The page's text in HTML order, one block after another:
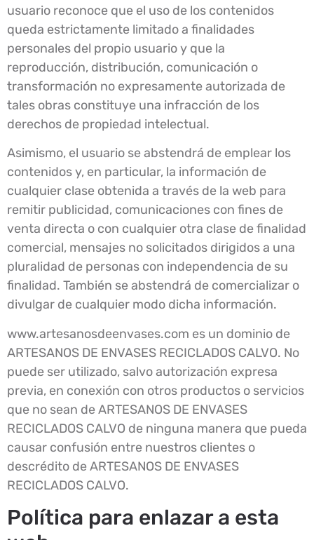
usuario reconoce que el uso de los contenidos
queda estrictamente limitado a finalidades
personales del propio usuario y que la
reproducción, distribución, comunicación o
transformación no expresamente autorizada de
tales obras constituye una infracción de los
derechos de propiedad intelectual.
Asimismo, el usuario se abstendrá de emplear los
contenidos y, en particular, la información de
cualquier clase obtenida a través de la web para
remitir publicidad, comunicaciones con fines de
venta directa o con cualquier otra clase de finalidad
comercial, mensajes no solicitados dirigidos a una
pluralidad de personas con independencia de su
finalidad. También se abstendrá de comercializar o
divulgar de cualquier modo dicha información.
www.artesanosdeenvases.com es un dominio de
ARTESANOS DE ENVASES RECICLADOS CALVO. No
puede ser utilizado, salvo autorización expresa
previa, en conexión con otros productos o servicios
que no sean de ARTESANOS DE ENVASES
RECICLADOS CALVO de ninguna manera que pueda
causar confusión entre nuestros clientes o
descrédito de ARTESANOS DE ENVASES
RECICLADOS CALVO.
Política para enlazar a esta